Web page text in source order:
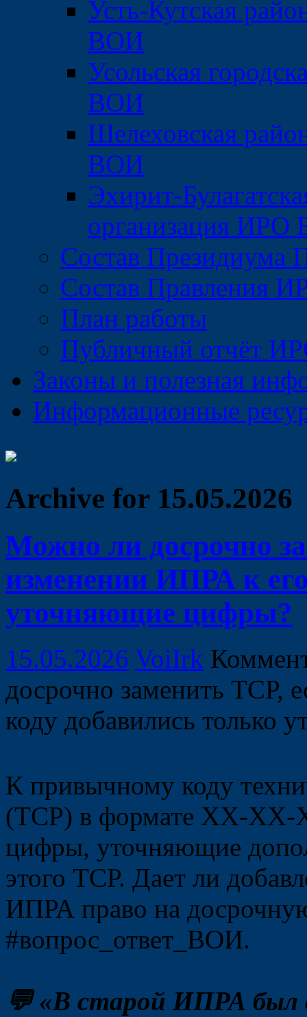
Усть-Кутская
ВОИ
Усольская
ВОИ
Шелеховская
ВОИ
Эхирит-
организация
Состав
Состав Правления
План работы
Публичный отчёт
Законы и полезная
Информационные
Archive for 15.05.2026
Можно ли досрочно
изменении ИПРА к
уточняющие цифры?
15.05.2026 VoiIrk
досрочно заменить ТСР,
коду добавились только
К привычному коду
(ТСР) в формате XX-XX-
цифры, уточняющие
этого ТСР. Дает ли
ИПРА право на
#вопрос_ответ_ВОИ.
💬 «В старой ИПРА был